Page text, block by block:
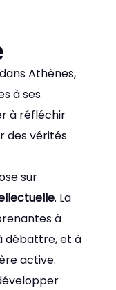
Athènes,
à ses
à réfléchir
des vérités
sur
. La
à
débattre, et à
active.